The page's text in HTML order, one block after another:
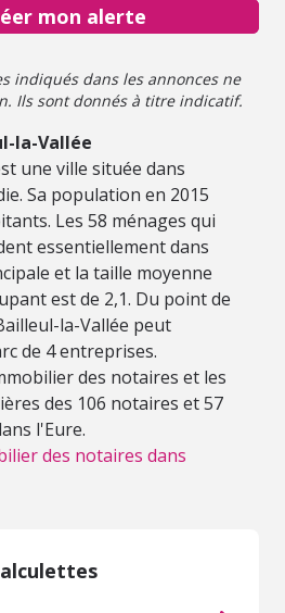
mon alerte
indiqués dans les annonces ne
Ils sont donnés à titre indicatif.
la-Vallée
une ville située dans
Sa population en 2015
Les 58 ménages qui
essentiellement dans
et la taille moyenne
est de 2,1. Du point de
la-Vallée peut
de 4 entreprises.
des notaires et les
des 106 notaires et 57
l'Eure.
des notaires dans